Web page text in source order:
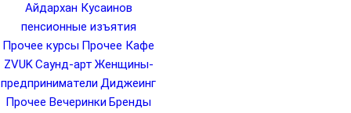
Айдархан Кусаинов
пенсионные изъятия
Прочее курсы Прочее Кафе
ZVUKСаунд-арт Женщины-
предприниматели Диджеинг
Прочее Вечеринки Бренды